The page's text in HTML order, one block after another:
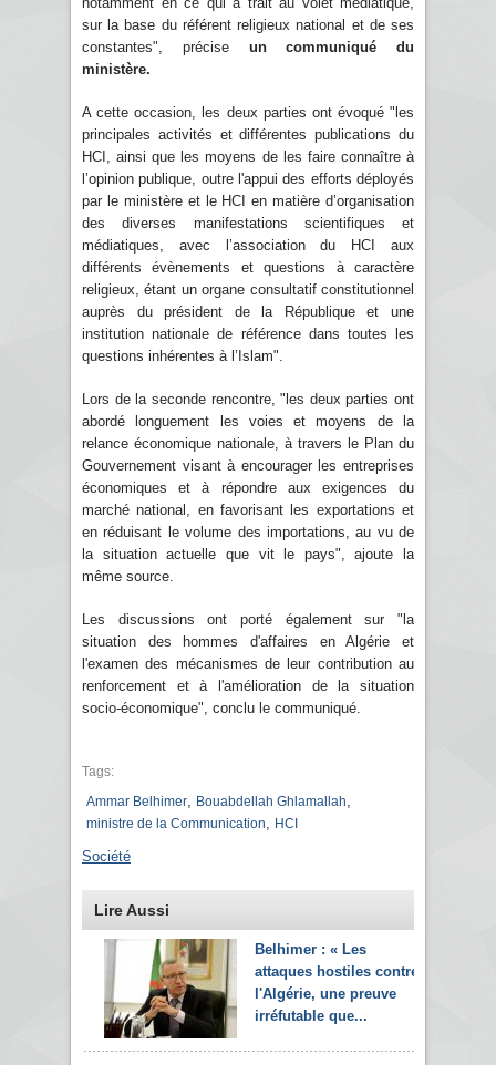
sur la base du référent religieux national et de ses
constantes", précise un communiqué du
ministère.
A cette occasion, les deux parties ont évoqué "les
principales activités et différentes publications du
HCI, ainsi que les moyens de les faire connaître à
l’opinion publique, outre l'appui des efforts déployés
par le ministère et le HCI en matière d’organisation
des diverses manifestations scientifiques et
médiatiques, avec l’association du HCI aux
différents évènements et questions à caractère
religieux, étant un organe consultatif constitutionnel
auprès du président de la République et une
institution nationale de référence dans toutes les
questions inhérentes à l’Islam".
Lors de la seconde rencontre, "les deux parties ont
abordé longuement les voies et moyens de la
relance économique nationale, à travers le Plan du
Gouvernement visant à encourager les entreprises
économiques et à répondre aux exigences du
marché national, en favorisant les exportations et
en réduisant le volume des importations, au vu de
la situation actuelle que vit le pays", ajoute la
même source.
Les discussions ont porté également sur "la
situation des hommes d'affaires en Algérie et
l'examen des mécanismes de leur contribution au
renforcement et à l'amélioration de la situation
socio-économique", conclu le communiqué.
Tags:
Ammar Belhimer
Bouabdellah Ghlamallah
ministre de la Communication HCI
Société
Lire Aussi
Belhimer : « Les
attaques hostiles contre
l'Algérie, une preuve
irréfutable que...